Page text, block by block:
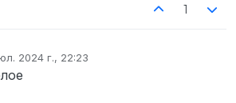
1
2024 г., 22:23